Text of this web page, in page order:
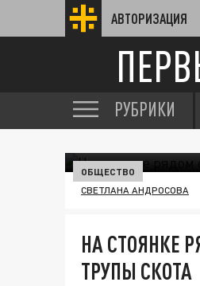
АВТОРИЗАЦИЯ
РУБРИКИ
ОБЩЕСТВО
СВЕТЛАНА АНДРОСОВА
НА СТОЯНКЕ
ТРУПЫ СКОТА